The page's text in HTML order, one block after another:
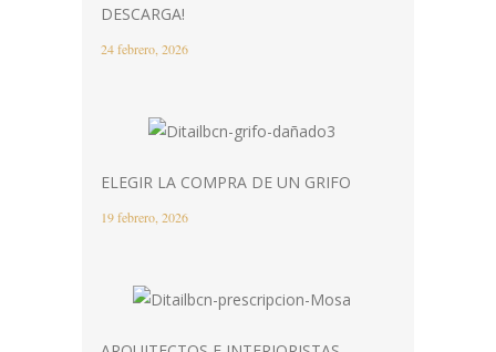
DESCARGA!
24 febrero, 2026
ELEGIR LA COMPRA DE UN GRIFO
19 febrero, 2026